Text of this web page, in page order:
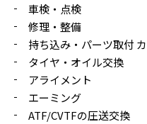
車検・点検
修理・整備
持ち込み・パーツ取付
タイヤ・オイル交換
アライメント
エーミング
ATF/CVTFの圧送交換